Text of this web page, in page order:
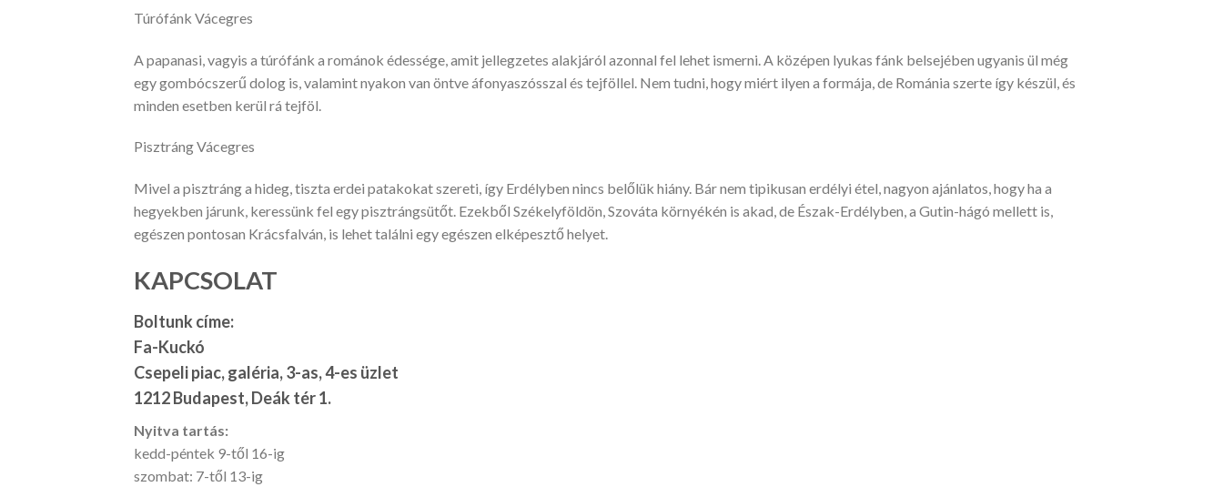
Túrófánk Vácegres
A papanasi, vagyis a túrófánk a románok édessége, amit jellegzetes alakjáról azonnal fel lehet ismerni. A középen lyukas fánk belsejében ugyanis ül még
egy gombócszerű dolog is, valamint nyakon van öntve áfonyaszósszal és tejföllel. Nem tudni, hogy miért ilyen a formája, de Románia szerte így készül, és
minden esetben kerül rá tejföl.
Pisztráng Vácegres
Mivel a pisztráng a hideg, tiszta erdei patakokat szereti, így Erdélyben nincs belőlük hiány. Bár nem tipikusan erdélyi étel, nagyon ajánlatos, hogy ha a
hegyekben járunk, keressünk fel egy pisztrángsütőt. Ezekből Székelyföldön, Szováta környékén is akad, de Észak-Erdélyben, a Gutin-hágó mellett is,
egészen pontosan Krácsfalván, is lehet találni egy egészen elképesztő helyet.
KAPCSOLAT
Boltunk címe:
Fa-Kuckó
Csepeli piac, galéria, 3-as, 4-es üzlet
1212 Budapest, Deák tér 1.
Nyitva tartás:
kedd-péntek 9-től 16-ig
szombat: 7-től 13-ig